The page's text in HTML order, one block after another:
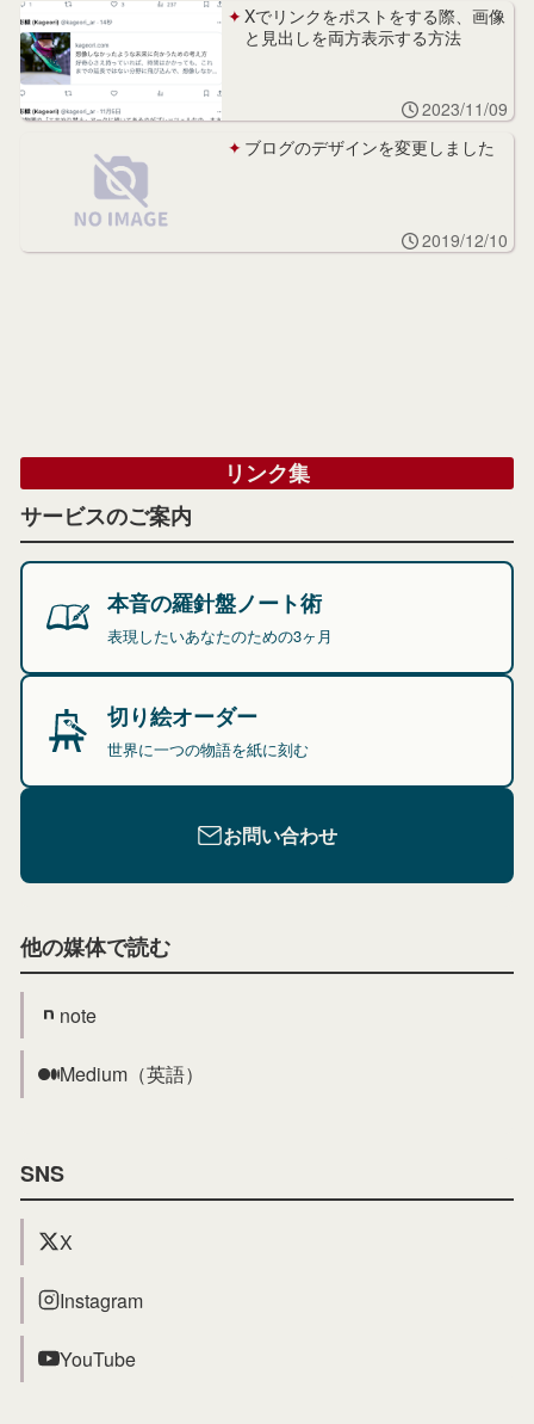
Xでリンクをポストをする際、画像
と見出しを両方表示する方法
2023/11/09
ブログのデザインを変更しました
2019/12/10
リンク集
サービスのご案内
本音の羅針盤ノート術
表現したいあなたのための3ヶ月
切り絵オーダー
世界に一つの物語を紙に刻む
お問い合わせ
他の媒体で読む
note
Medium（英語）
SNS
X
Instagram
YouTube